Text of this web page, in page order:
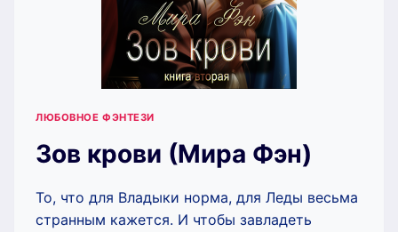
ЛЮБОВНОЕ ФЭНТЕЗИ
Зов крови (Мира Фэн)
То, что для Владыки норма, для Леды весьма
странным кажется. И чтобы завладеть